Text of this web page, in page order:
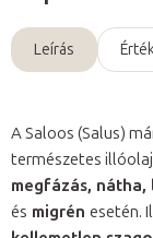
Leírás
A Saloos (Salus)
természetes
megfázás,
és migrén esetén.